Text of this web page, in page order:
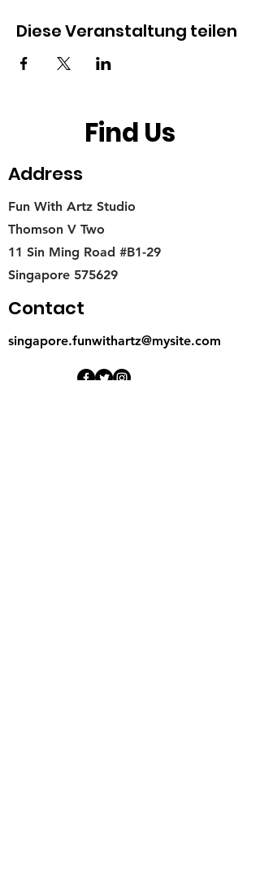
Diese Veranstaltung teilen
Find Us
Address
Fun With Artz Studio
Thomson V Two
11 Sin Ming Road #B1-29
Singapore 575629
Contact
singapore.funwithartz@mysite.com